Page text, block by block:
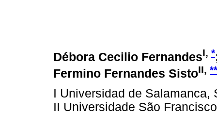
Débora Cecilio FernandesI, *
Fermino Fernandes SistoII,
I Universidad de Salamanca,
II Universidade São